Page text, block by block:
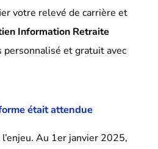
votre relevé de carrière et
Information Retraite
personnalisé et gratuit avec
était attendue
Au 1er janvier 2025,